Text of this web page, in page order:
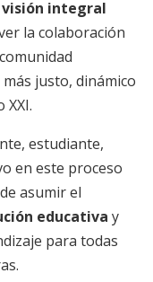
visión integral
la colaboración
justo, dinámico
estudiante,
en este proceso
asumir el
educativa y
para todas